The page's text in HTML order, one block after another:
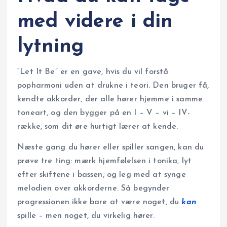
med videre i din
lytning
“Let It Be” er en gave, hvis du vil forstå
popharmoni uden at drukne i teori. Den bruger få,
kendte akkorder, der alle hører hjemme i samme
toneart, og den bygger på en I – V – vi – IV-
række, som dit øre hurtigt lærer at kende.
Næste gang du hører eller spiller sangen, kan du
prøve tre ting: mærk hjemfølelsen i tonika, lyt
efter skiftene i bassen, og leg med at synge
melodien over akkorderne. Så begynder
progressionen ikke bare at være noget, dukan
spille – men noget, du virkelig hører.